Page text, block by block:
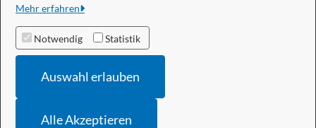
Alle Rechte vorbehalten
Datenschutzerklärung
Barrierefreiheit
Mehr erfahren
Notwendig Statistik
Auswahl erlauben
Alle Akzeptieren